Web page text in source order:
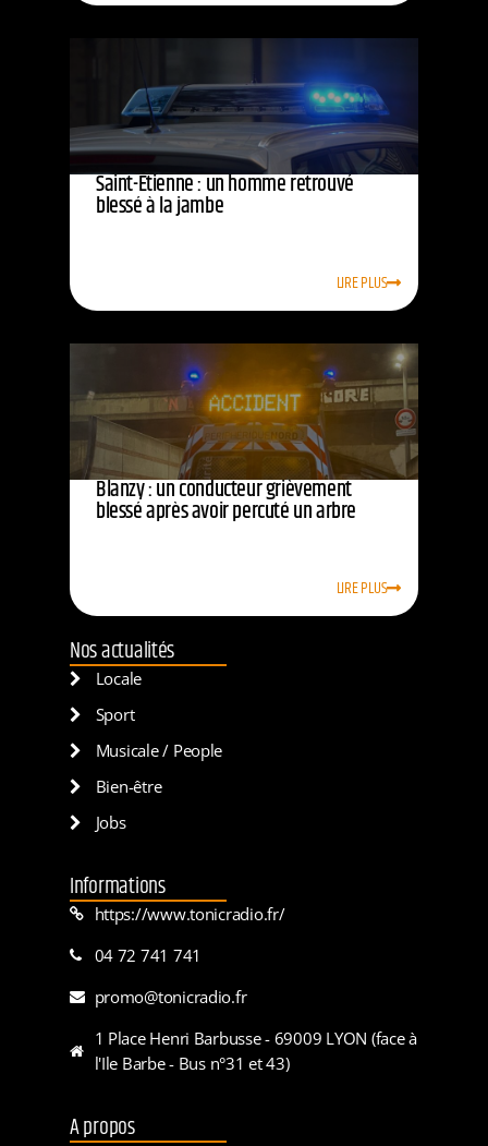
Saint-Étienne : un homme retrouvé
blessé à la jambe
LIRE PLUS
Blanzy : un conducteur grièvement
blessé après avoir percuté un arbre
LIRE PLUS
Nos actualités
Locale
Sport
Musicale / People
Bien-être
Jobs
Informations
https://www.tonicradio.fr/
04 72 741 741
promo@tonicradio.fr
1 Place Henri Barbusse - 69009 LYON (face à
l'Ile Barbe - Bus n°31 et 43)
A propos